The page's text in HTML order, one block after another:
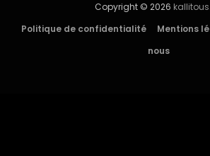
Copyright © 2026
Politique de confidentialité
Mentions
nous